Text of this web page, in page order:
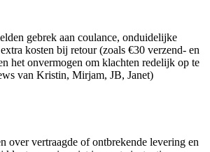
gebrek aan coulance, onduidelijke
kosten bij retour (zoals €30 verzend- en
het onvermogen om klachten redelijk op te
van Kristin, Mirjam, JB, Janet)
over vertraagde of ontbrekende levering en